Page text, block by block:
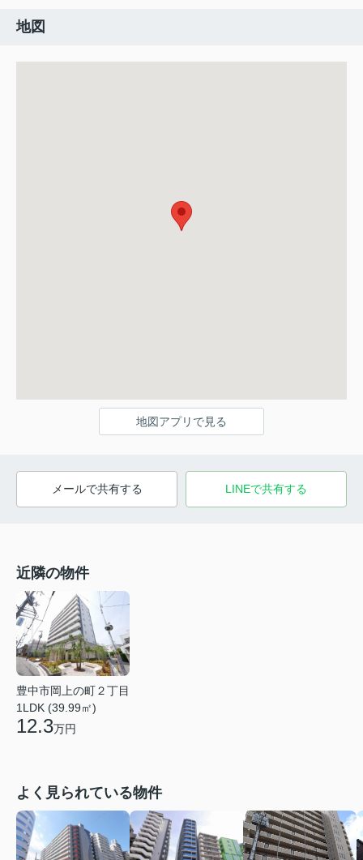
地図
地図アプリで見る
メールで共有する LINEで共有する
近隣の物件
豊中市岡上の町２丁目
1LDK (39.99㎡)
12.3万円
よく見られている物件